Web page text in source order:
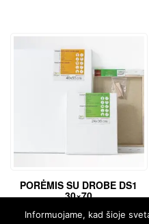
PORĖMIS SU DROBE DS1
30×70
€8,41
Informuojame, kad šioje